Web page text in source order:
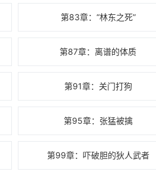
第83章：“林东之死”
第87章：离谱的体质
第91章：关门打狗
第95章：张猛被擒
第99章：吓破胆的狄人武者